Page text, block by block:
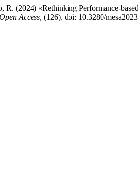
R. (2024) «Rethinking Performance-
Access, (126). doi: 10.3280/